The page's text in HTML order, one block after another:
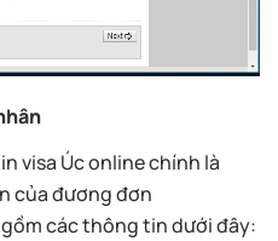
visa Úc online chính là
của đương đơn
các thông tin dưới đây: